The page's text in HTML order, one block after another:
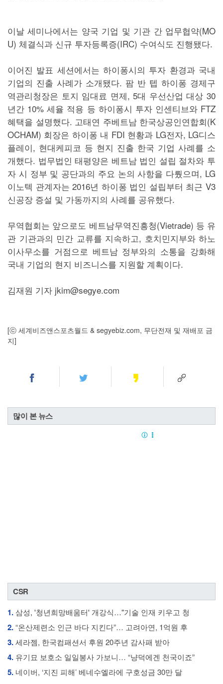
이날 세미나에서는 양국 기업 및 기관 간 업무협약(MO
U) 체결식과 신규 투자등록증(IRC) 수여식도 진행됐다.
이어진 발표 세션에서는 하이퐁시의 투자 환경과 국내
기업의 진출 사례가 소개됐다. 팜 반 텝 하이퐁 경제구
역관리청장은 토지 임대료 면제, 5대 우선산업 대상 30
년간 10% 세율 적용 등 하이퐁시 투자 인센티브와 FTZ
혜택을 설명했다. 고태연 주베트남 한국상공인연합회(K
OCHAM) 회장은 하이퐁 내 FDI 현황과 LG전자, LG디스
플레이, 현대케피코 등 현지 진출 한국 기업 사례를 소
개했다. 법무법인 태평양은 베트남 법인 설립 절차와 투
자 시 정부 및 공단과의 주요 논의 사항을 다뤘으며, LG
이노텍 관계자는 2016년 하이퐁 법인 설립부터 최근 V3
신공장 증설 및 가동까지의 사례를 공유했다.
무역협회는 앞으로도 베트남무역진흥청(Vietrade) 등 유
관 기관과의 민간 교류를 지속하고, 호치민지부와 하노
이사무소를 거점으로 베트남 정부와의 소통을 강화해
국내 기업의 현지 비즈니스를 지원할 계획이다.
김재원 기자 jkim@segye.com
[ⓒ 세계비즈앤스포츠월드 & segyebiz.com, 무단전재 및 재배포 금
지]
많이 본 뉴스
CSR
1.삼성, '청년희망배움터' 개강식…"기술 인재 키우고 청
2.“온산제련소 인근 바다 지킨다”… 고려아연, 1억원 후
3.세라젬, 한국컴패션서 후원 20주년 감사패 받아
4. 유기묘 보호소 일일봉사 가보니… “냥덕에겐 천국이죠”
5. 네이버, ‘지진 피해’ 베네수엘라에 구호성금 30만 달